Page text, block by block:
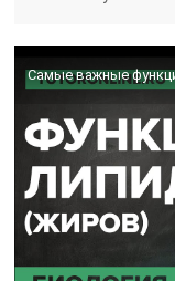
Самые важные